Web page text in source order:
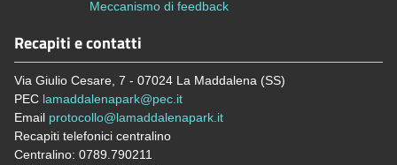
Meccanismo di feedback
Recapiti e contatti
Via Giulio Cesare, 7 - 07024 La Maddalena (SS)
PEC lamaddalenapark@pec.it
Email protocollo@lamaddalenapark.it
Recapiti telefonici centralino
Centralino: 0789.790211